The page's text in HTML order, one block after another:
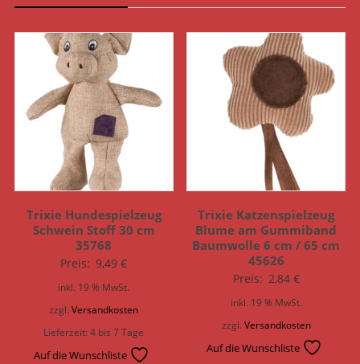
Trixie Hundespielzeug
Schwein Stoff 30 cm
35768
Preis: 9,49€
inkl. 19 % MwSt.
zzgl.Versandkosten
Lieferzeit:4 bis 7 Tage
Auf die Wunschliste
Trixie Katzenspielzeug
Blume am Gummiband
Baumwolle 6 cm / 65 cm
45626
Preis: 2,84 €
inkl. 19 % MwSt.
zzgl. Versandkosten
Auf die Wunschliste